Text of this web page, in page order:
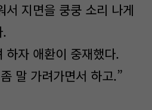
서 지면을 쿵쿵 소리 나게
.
하자 애환이 중재했다.
말 가려가면서 하고.”